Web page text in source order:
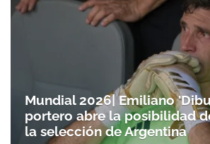
Mundial 2026| Emiliano
portero abre la posibilidad
la selección de Argentina